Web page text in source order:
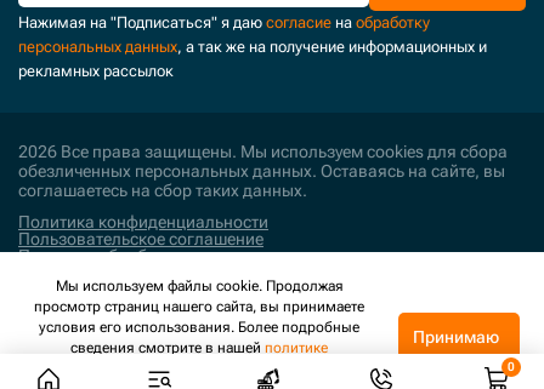
Нажимая на "Подписаться" я даю согласие на обработку
персональных данных, а так же на получение информационных и
рекламных рассылок
2026 Все права защищены. Мы используем cookies для сбора
обезличенных персональных данных. Оставаясь на сайте, вы
соглашаетесь на сбор таких данных.
Политика конфиденциальности
Пользовательское соглашение
Политика обработки персональных данных
Поддержка и развитие
Мы используем файлы cookie. Продолжая
просмотр страниц нашего сайта, вы принимаете
условия его использования. Более подробные
сведения смотрите в нашей политике
конфиденциальности.
Принимаю